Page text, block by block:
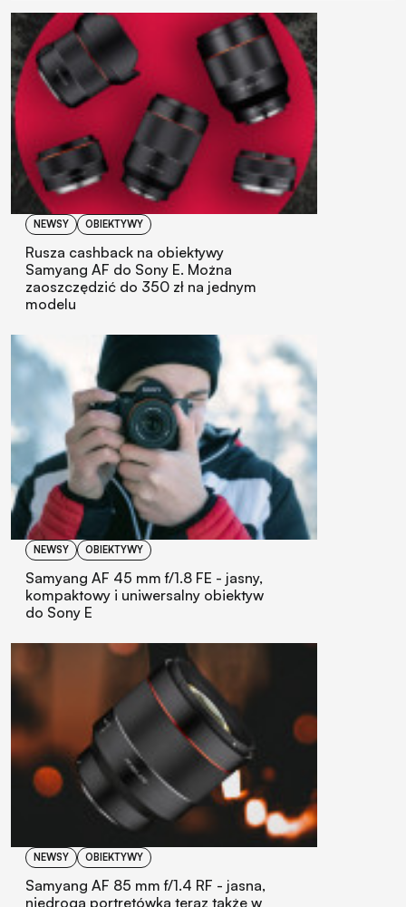
NEWSY OBIEKTYWY
Rusza cashback na obiektywy
Samyang AF do Sony E. Można
zaoszczędzić do 350 zł na jednym
modelu
NEWSY OBIEKTYWY
Samyang AF 45 mm f/1.8 FE - jasny,
kompaktowy i uniwersalny obiektyw
do Sony E
NEWSY OBIEKTYWY
Samyang AF 85 mm f/1.4 RF - jasna,
niedroga portretówka teraz także w